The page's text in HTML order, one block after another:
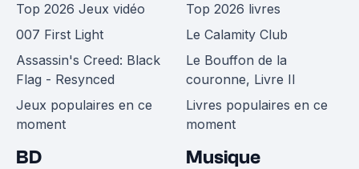
Top 2026 Jeux vidéo
007 First Light
Assassin's Creed: Black
Flag - Resynced
Jeux populaires en ce
moment
Top 2026 livres
Le Calamity Club
Le Bouffon de la
couronne, Livre II
Livres populaires en ce
moment
BD Musique